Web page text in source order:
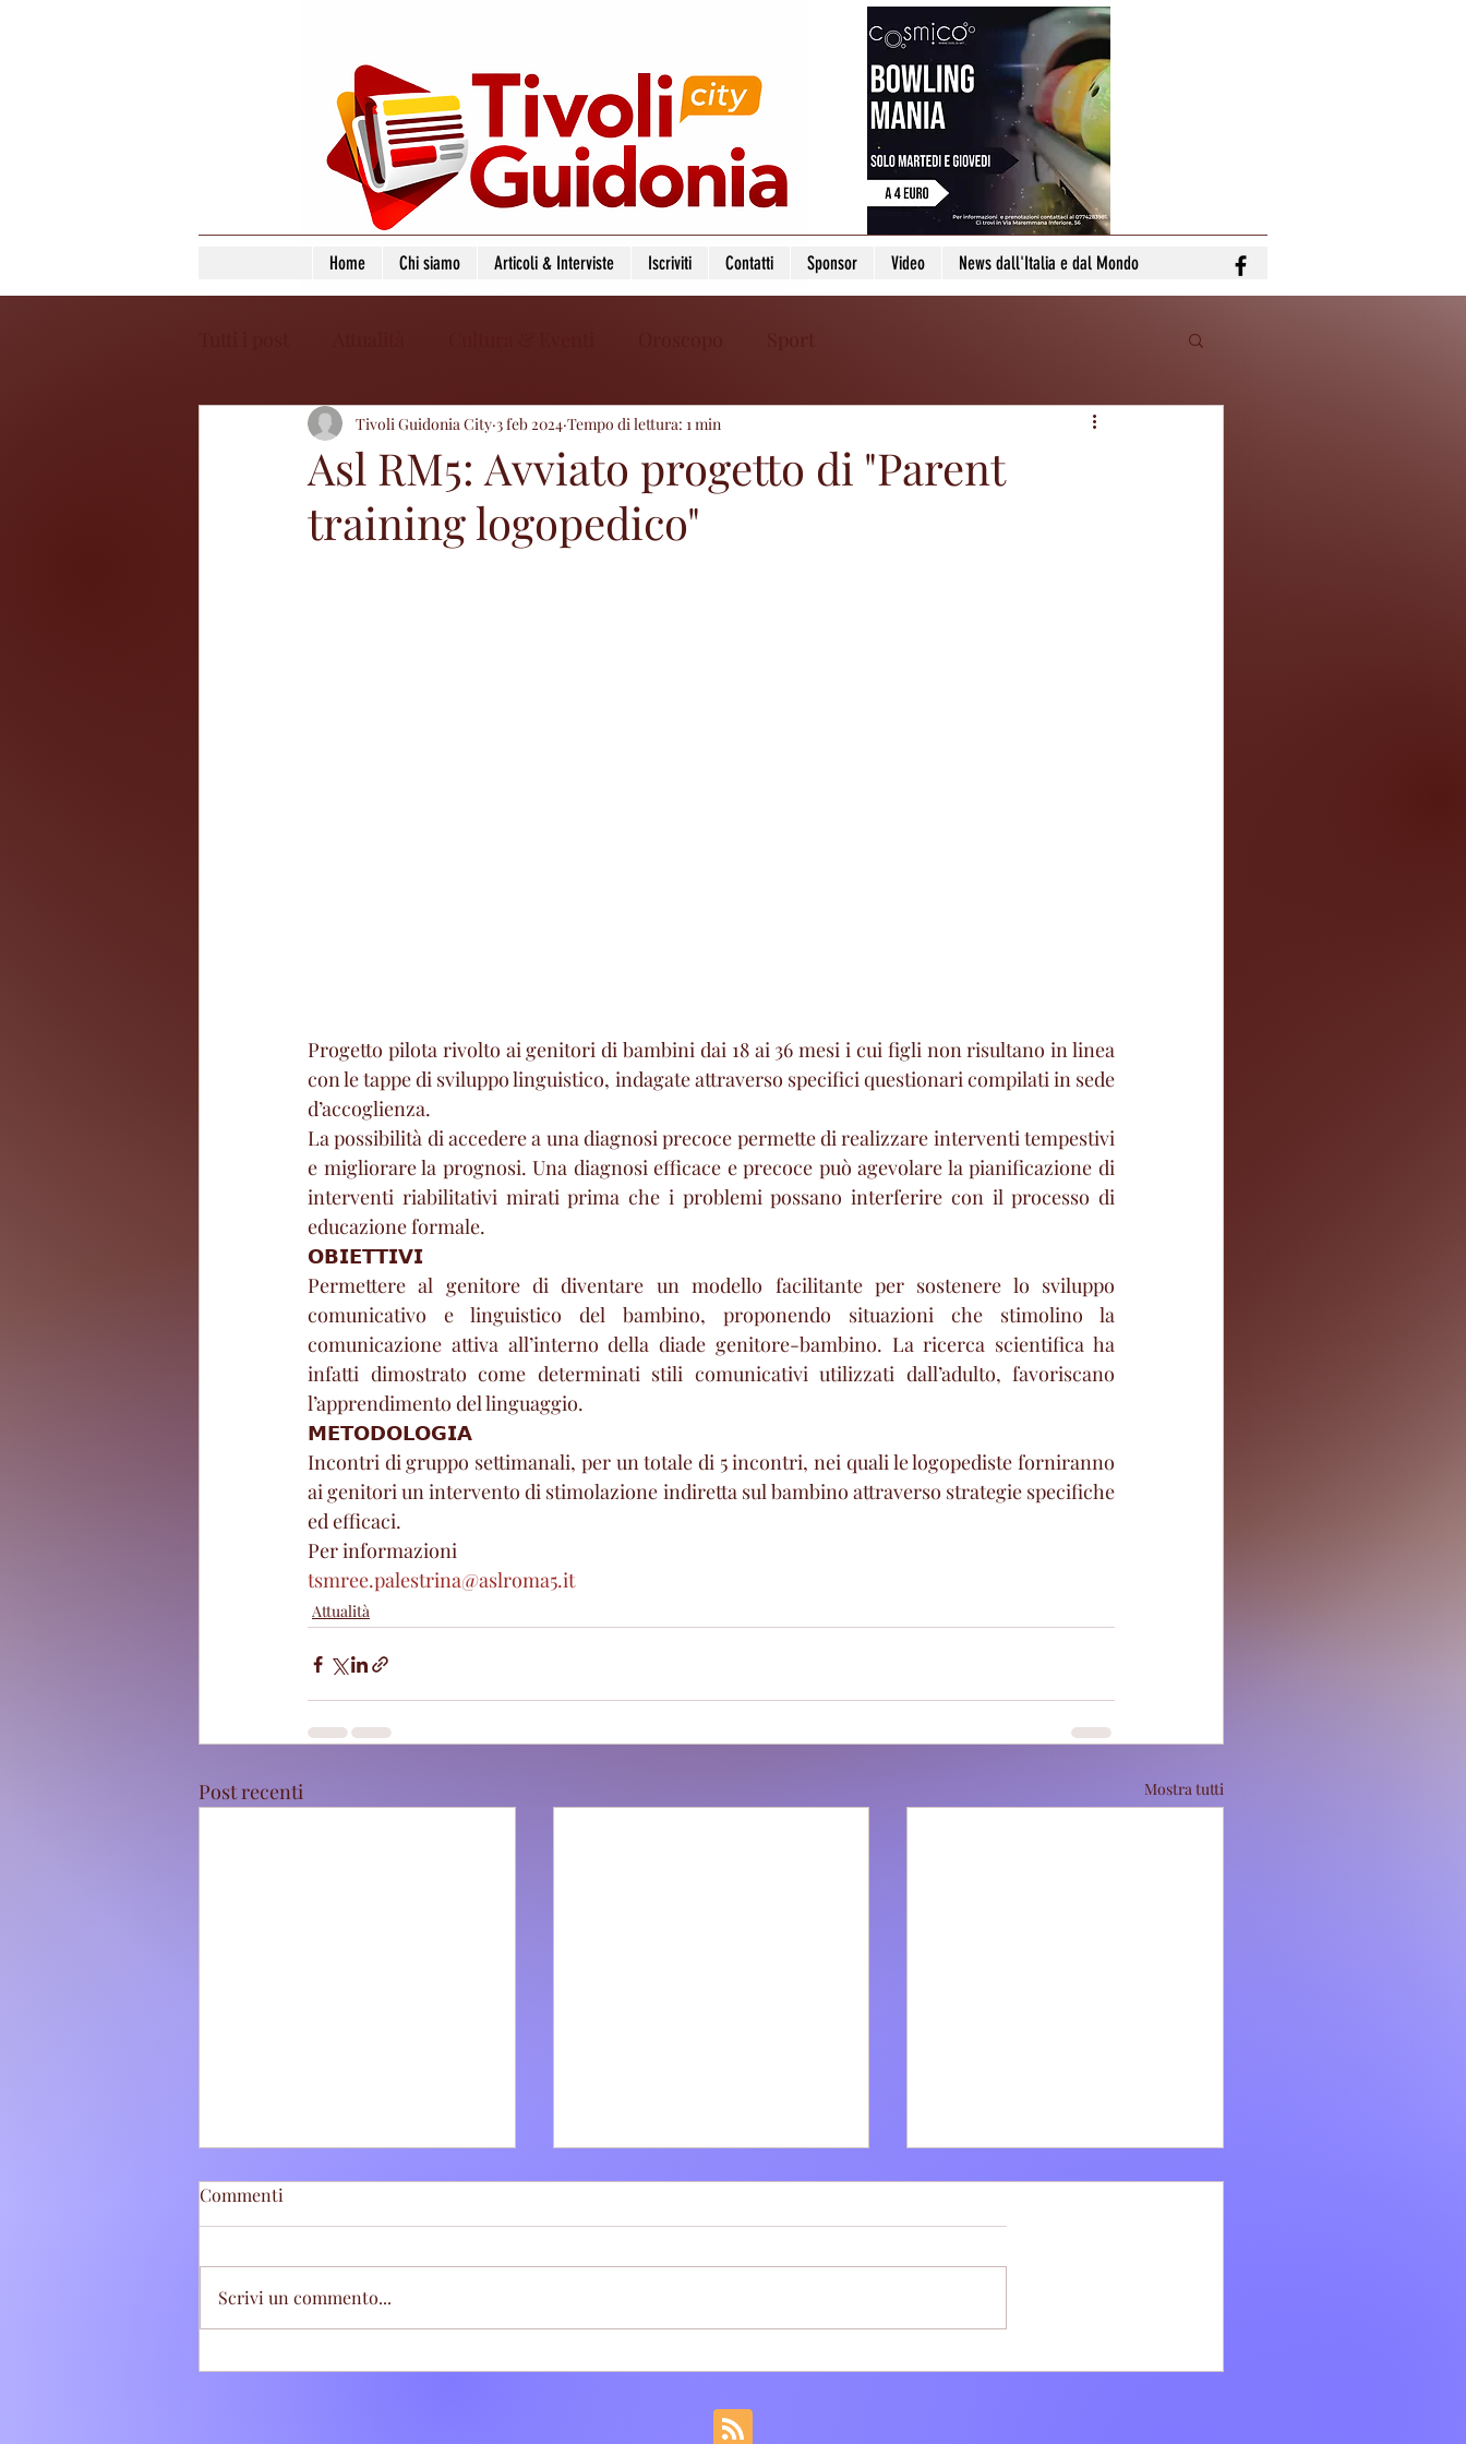
Home Chi siamo Articoli & Interviste Iscriviti Contatti Sponsor Video News dall'Italia e dal Mondo
Asl RM5: Avviato progetto di "Parent
training logopedico"
Tivoli Guidonia City 3 feb 2024 Tempo di lettura: 1 min
Progetto pilota rivolto ai genitori di bambini dai 18 ai 36 mesi i cui figli non risultano in linea
con le tappe di sviluppo linguistico, indagate attraverso specifici questionari compilati in sede
d’accoglienza.
La possibilità di accedere a una diagnosi precoce permette di realizzare interventi tempestivi
e migliorare la prognosi. Una diagnosi efficace e precoce può agevolare la pianificazione di
interventi riabilitativi mirati prima che i problemi possano interferire con il processo di
educazione formale.
𝗢𝗕𝗜𝗘𝗧𝗧𝗜𝗩𝗜
Permettere al genitore di diventare un modello facilitante per sostenere lo sviluppo
comunicativo e linguistico del bambino, proponendo situazioni che stimolino la
comunicazione attiva all’interno della diade genitore-bambino. La ricerca scientifica ha
infatti dimostrato come determinati stili comunicativi utilizzati dall’adulto, favoriscano
l’apprendimento del linguaggio.
𝗠𝗘𝗧𝗢𝗗𝗢𝗟𝗢𝗚𝗜𝗔
Incontri di gruppo settimanali, per un totale di 5 incontri, nei quali le logopediste forniranno
ai genitori un intervento di stimolazione indiretta sul bambino attraverso strategie specifiche
ed efficaci.
Per informazioni
tsmree.palestrina@aslroma5.it
Attualità
Post recenti Mostra tutti
Tivoli Terme: Stretta sugli
Villa Adriana: Il bar tabacchi
Tivoli: Ad agosto la bellezza
Commenti
Scrivi un commento...